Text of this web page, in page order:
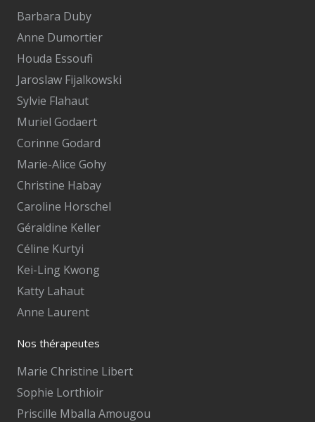
Barbara Duby
Anne Dumortier
Houda Essoufi
Jaroslaw Fijalkowski
Sylvie Flahaut
Muriel Godaert
Corinne Godard
Marie-Alice Gohy
Christine Habay
Caroline Horschel
Géraldine Keller
Céline Kurtyi
Kei-Ling Kwong
Katty Lahaut
Anne Laurent
Nos thérapeutes
Marie Christine Libert
Sophie Lorthioir
Priscille Mballa Amougou